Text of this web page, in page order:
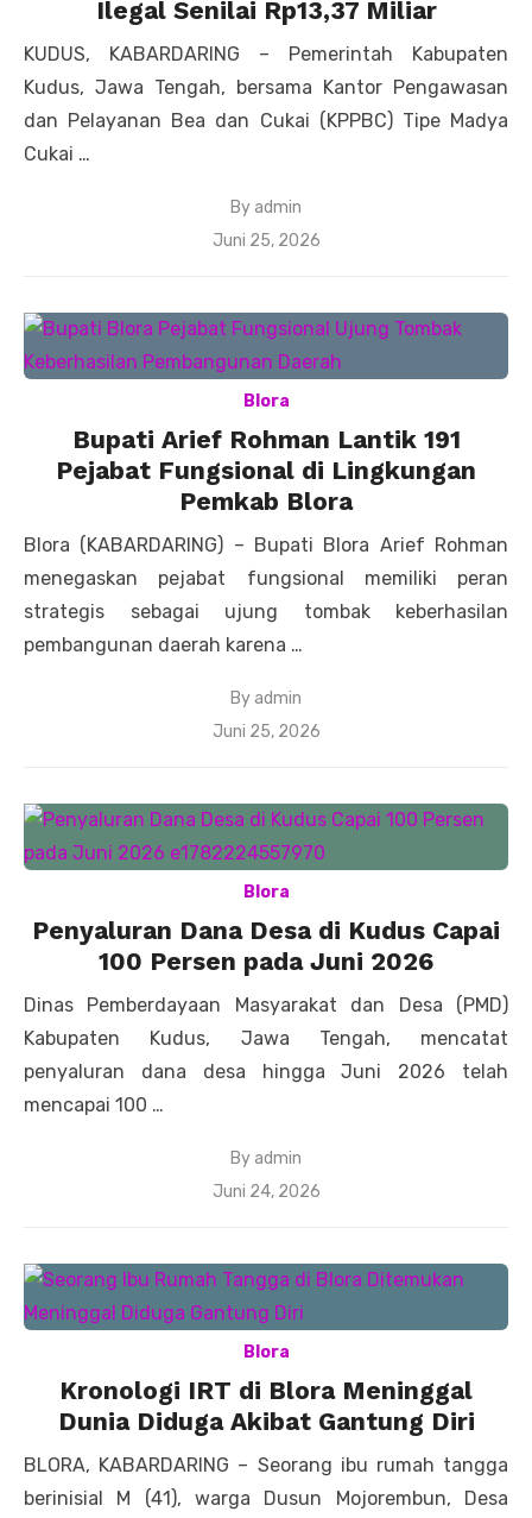
Ilegal Senilai Rp13,37 Miliar
KUDUS, KABARDARING – Pemerintah Kabupaten
Kudus, Jawa Tengah, bersama Kantor Pengawasan
dan Pelayanan Bea dan Cukai (KPPBC) Tipe Madya
Cukai …
By admin
Posted
Juni 25, 2026
Blora
Bupati Arief Rohman Lantik 191
Pejabat Fungsional di Lingkungan
Pemkab Blora
Blora (KABARDARING) – Bupati Blora Arief Rohman
menegaskan pejabat fungsional memiliki peran
strategis sebagai ujung tombak keberhasilan
pembangunan daerah karena …
By admin
Posted
Juni 25, 2026
Blora
Penyaluran Dana Desa di Kudus Capai
100 Persen pada Juni 2026
Dinas Pemberdayaan Masyarakat dan Desa (PMD)
Kabupaten Kudus, Jawa Tengah, mencatat
penyaluran dana desa hingga Juni 2026 telah
mencapai 100 …
By admin
Posted
Juni 24, 2026
Blora
Kronologi IRT di Blora Meninggal
Dunia Diduga Akibat Gantung Diri
BLORA, KABARDARING – Seorang ibu rumah tangga
berinisial M (41), warga Dusun Mojorembun, Desa